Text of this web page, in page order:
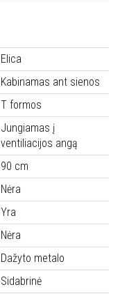
Elica
Kabinamas ant sienos
T formos
Jungiamas į
ventiliacijos angą
90 cm
Nėra
Yra
Nėra
Dažyto metalo
Sidabrinė